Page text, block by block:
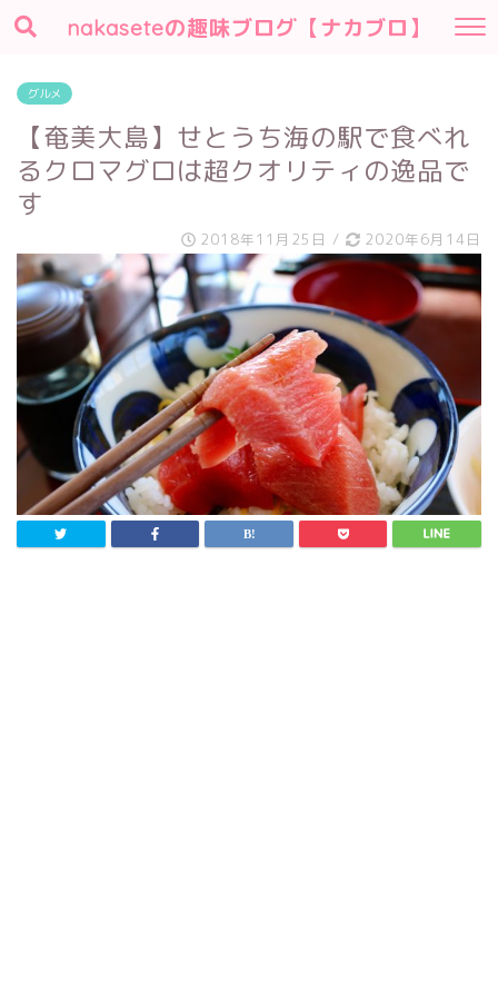
nakaseteの趣味ブログ【ナカブロ】
グルメ
【奄美大島】せとうち海の駅で食べれ
るクロマグロは超クオリティの逸品で
す
2018年11月25日 / 2020年6月14日